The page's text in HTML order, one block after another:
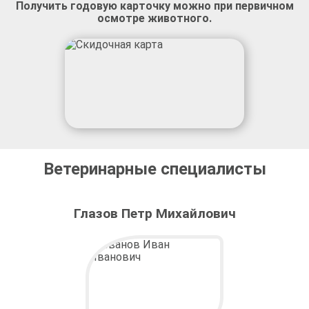
Получить годовую карточку можно при первичном
осмотре животного.
Ветеринарные специалисты
Глазов Петр Михайлович